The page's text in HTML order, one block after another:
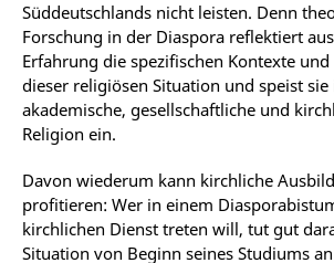
Süddeutschlands nicht leisten. Denn
Forschung in der Diaspora reflektiert
Erfahrung die spezifischen Kontexte
dieser religiösen Situation und speist sie
akademische, gesellschaftliche und
Religion ein.
Davon wiederum kann kirchliche
profitieren: Wer in einem
kirchlichen Dienst treten will, tut gut
Situation von Beginn seines Studiums